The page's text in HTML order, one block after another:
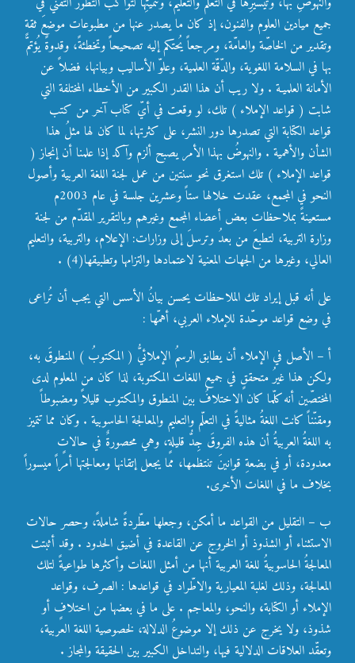
جميع ميادين العلوم والفنون، إذ كان ما يصدر عنها من مطبوعات موضعَ ثقةٍ
وتقدير من الخاصّة والعامّة، ومرجعاً يُحتكم إليه تصحيحاً وتخطئةً، وقدوةً يُؤتمّ
بها في السلامة اللغوية، والدّقّة العلمية، وعلوّ الأساليب وبيانها، فضلاً عن
الأمانة العلميـة . ولا ريب أن هذا القدر الكبير من الأخطاء المختلفة التي
شابت ( قواعد الإملاء ) تلك، لو وقعت في أيّ كتاب آخر من كتب
قواعد الكتابة التي تصدرها دور النشر، على كثرتها، لما كان لها مثلُ هذا
الشأن والأهمية . والنهوضُ بهذا الأمر يصبح ألزم وآكد إذا علمنا أن إنجاز (
قواعد الإملاء ) تلك استغرق نحو سنتين من عمل لجنة اللغة العربية وأصول
النحو في المجمع، عقدت خلالها ستاً وعشرين جلسة في عام 2003م
مستعينةً بملاحظات بعض أعضاء المجمع وغيرهم وبالتقرير المقدّم من لجنة
وزارة التربية، لتطبعَ من بعدُ وترسلَ إلى وزارات: الإعلام، والتربية، والتعليم
العالي، وغيرها من الجهات المعنية لاعتمادها والتزامها وتطبيقها(4) .
على أنه قبل إيراد تلك الملاحظات يحسن بيانُ الأسس التي يجب أن تُراعى
في وضع قواعد موحّدة للإملاء العربي، أهمّها :
أ – الأصل في الإملاء أن يطابق الرسمُ الإملائيُّ ( المكتوبُ ) المنطوقَ به،
ولكن هذا غيرُ متحققٍ في جميع اللغات المكتوبة، لذا كان من المعلوم لدى
المختصّين أنه كلّما كان الاختلافُ بين المنطوق والمكتوب قليلاً ومضبوطاً
ومقنّناً كانت اللغةُ مثاليةً في التعلّم والتعليم والمعالجة الحاسوبية . وكان مما تتميز
به اللغةُ العربيةُ أن هذه الفروقَ جِدُّ قليلةٍ، وهي محصورةٌ في حالاتٍ
معدودة، أو في بضعةِ قوانينَ تنتظمها، مما يجعل إتقانها ومعالجتها أمراً ميسوراً
بخلاف ما في اللغات الأخرى.
ب – التقليل من القواعد ما أمكن، وجعلها مطّردةً شاملةً، وحصر حالات
الاستثناء أو الشذوذ أو الخروج عن القاعدة في أضيق الحدود . وقد أثبتت
المعالجةُ الحاسوبيةُ للغة العربية أنها من أمثل اللغات وأكثرها طواعيةً لتلك
المعالجة، وذلك لغلبة المعيارية والاطّراد في قواعدها : الصرف، وقواعد
الإملاء أو الكتابة، والنحو، والمعاجم . على ما في بعضها من اختلافٍ أو
شذوذ، ولا يخرج عن ذلك إلا موضوعُ الدلالة، لخصوصية اللغة العربية،
وتعقّد العلاقات الدلالية فيها، والتداخل الكبير بين الحقيقة والمجاز .